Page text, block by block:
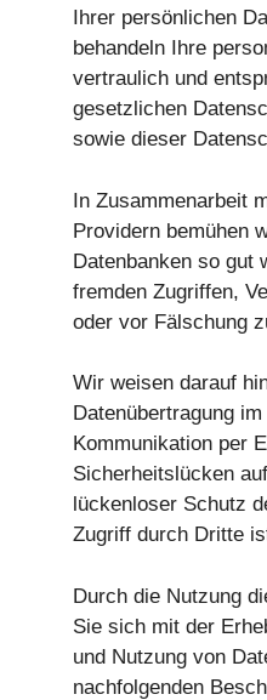
Ihrer persönlichen
behandeln Ihre
vertraulich und
gesetzlichen
sowie dieser
In Zusammenarbeit
Providern bemühen
Datenbanken so gut
fremden Zugriffen,
oder vor Fälschung
Wir weisen darauf
Datenübertragung
Kommunikation per
Sicherheitslücken
lückenloser Schutz
Zugriff durch Dritte
Durch die Nutzung
Sie sich mit der
und Nutzung von
nachfolgenden